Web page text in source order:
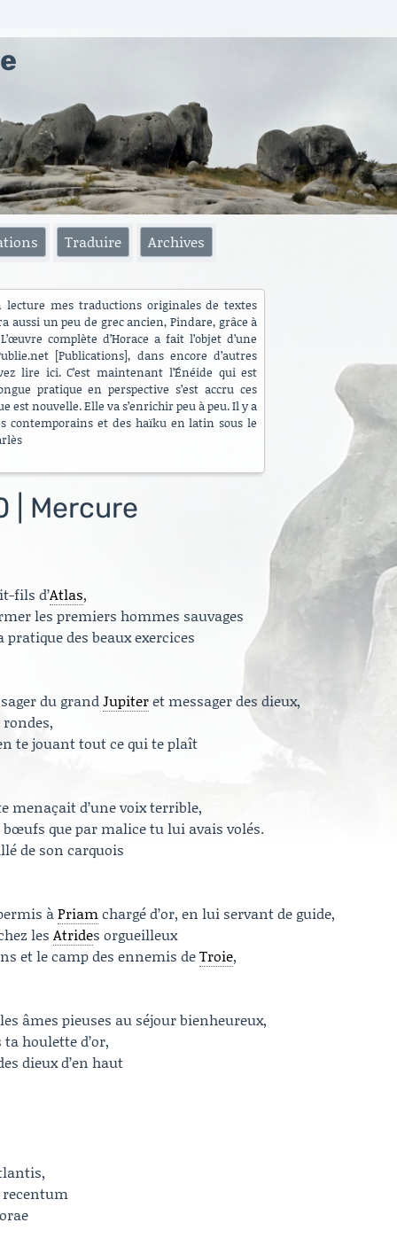
Traduire Archives
lecture mes traductions originales de textes
aussi un peu de grec ancien, Pindare, grâce à
complète d’Horace a fait l’objet d’une
[Publications], dans encore d’autres
lire ici. C’est maintenant l’Énéide qui est
pratique en perspective s’est accru ces
est nouvelle. Elle va s’enrichir peu à peu. Il y a
contemporains et des haïku en latin sous le
| Mercure
fils d’Atlas,
les premiers hommes sauvages
pratique des beaux exercices
du grandJupiteret messager des dieux,
te jouant tout ce qui te plaît
menaçait d’une voix terrible,
que par malice tu lui avais volés.
de son carquois
àPriamchargé d’or, en lui servant de guide,
les Atrides orgueilleux
et le camp des ennemis deTroie,
âmes pieuses au séjour bienheureux,
houlette d’or,
dieux d’en haut